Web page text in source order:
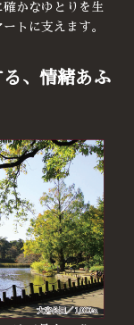
かなゆとりを生
トに支えます。
、情緒あふ